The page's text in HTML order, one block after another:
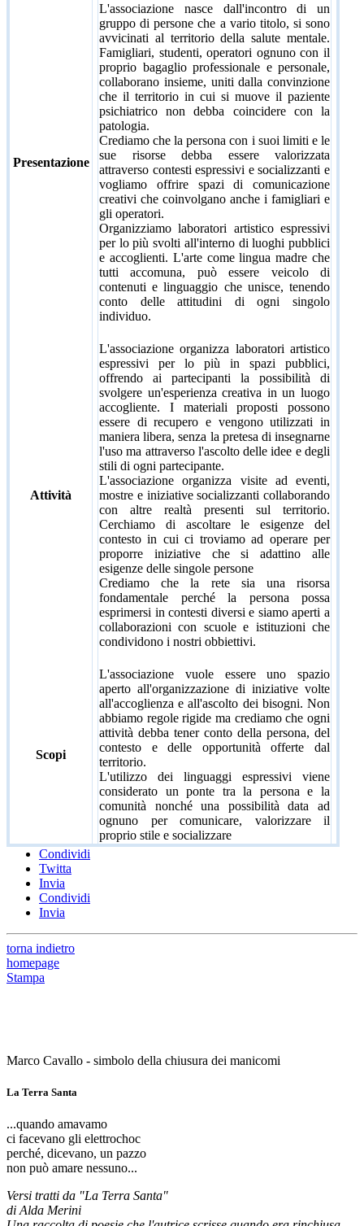
Presentazione
L'associazione nasce dall'incontro di un
gruppo di persone che a vario titolo, si sono
avvicinati al territorio della salute mentale.
Famigliari, studenti, operatori ognuno con il
proprio bagaglio professionale e personale,
collaborano insieme, uniti dalla convinzione
che il territorio in cui si muove il paziente
psichiatrico non debba coincidere con la
patologia.
Crediamo che la persona con i suoi limiti e le
sue risorse debba essere valorizzata
attraverso contesti espressivi e socializzanti e
vogliamo offrire spazi di comunicazione
creativi che coinvolgano anche i famigliari e
gli operatori.
Organizziamo laboratori artistico espressivi
per lo più svolti all'interno di luoghi pubblici
e accoglienti. L'arte come lingua madre che
tutti accomuna, può essere veicolo di
contenuti e linguaggio che unisce, tenendo
conto delle attitudini di ogni singolo
individuo.
Attività
L'associazione organizza laboratori artistico
espressivi per lo più in spazi pubblici,
offrendo ai partecipanti la possibilità di
svolgere un'esperienza creativa in un luogo
accogliente. I materiali proposti possono
essere di recupero e vengono utilizzati in
maniera libera, senza la pretesa di insegnarne
l'uso ma attraverso l'ascolto delle idee e degli
stili di ogni partecipante.
L'associazione organizza visite ad eventi,
mostre e iniziative socializzanti collaborando
con altre realtà presenti sul territorio.
Cerchiamo di ascoltare le esigenze del
contesto in cui ci troviamo ad operare per
proporre iniziative che si adattino alle
esigenze delle singole persone
Crediamo che la rete sia una risorsa
fondamentale perché la persona possa
esprimersi in contesti diversi e siamo aperti a
collaborazioni con scuole e istituzioni che
condividono i nostri obbiettivi.
Scopi
L'associazione vuole essere uno spazio
aperto all'organizzazione di iniziative volte
all'accoglienza e all'ascolto dei bisogni. Non
abbiamo regole rigide ma crediamo che ogni
attività debba tener conto della persona, del
contesto e delle opportunità offerte dal
territorio.
L'utilizzo dei linguaggi espressivi viene
considerato un ponte tra la persona e la
comunità nonché una possibilità data ad
ognuno per comunicare, valorizzare il
proprio stile e socializzare
Condividi
Twitta
Invia
Condividi
Invia
torna indietro
homepage
Stampa
Marco Cavallo - simbolo della chiusura dei manicomi
La Terra Santa
...quando amavamo
ci facevano gli elettrochoc
perché, dicevano, un pazzo
non può amare nessuno...
Versi tratti da "La Terra Santa"
di Alda Merini